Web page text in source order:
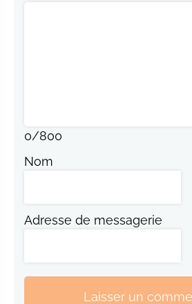
0/800
Nom
Adresse de messagerie
Laisser un